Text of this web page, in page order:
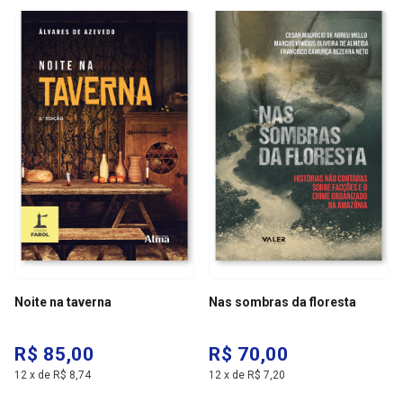
Noite na taverna
R$ 85,00
12 x de R$ 8,74
Nas sombras da floresta
R$ 70,00
12 x de R$ 7,20